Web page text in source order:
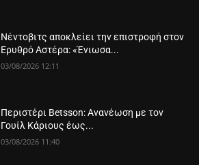
Νέντοβιτς αποκλείει την επιστροφή στον
Ερυθρό Αστέρα: «Ένιωσα...
03/08/2026 12:11
Περιστέρι Betsson: Ανανέωση με τον
Γουίλ Κάριους έως...
03/08/2026 11:40